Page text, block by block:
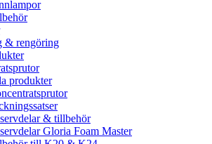
& rengöring
produkter
& tillbehör
Gloria Foam Master